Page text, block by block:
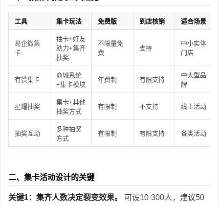
工具 集卡玩法 免费版 到店核销 适合场景
易企微集
卡
抽卡+好友
助力+集齐
抽奖
不限量免
费
支持
中小实体
门店
有赞集卡
商城系统
+集卡模块
年费制 有限支持
中大型品
牌
星耀抽奖
集卡+其他
抽奖方式
有限制 不支持 线上活动
抽奖互动
多种抽奖
方式
有限制 有限支持 各类活动
二、集卡活动设计的关键
关键1：集齐人数决定裂变效果。
可设10-300人，建议50